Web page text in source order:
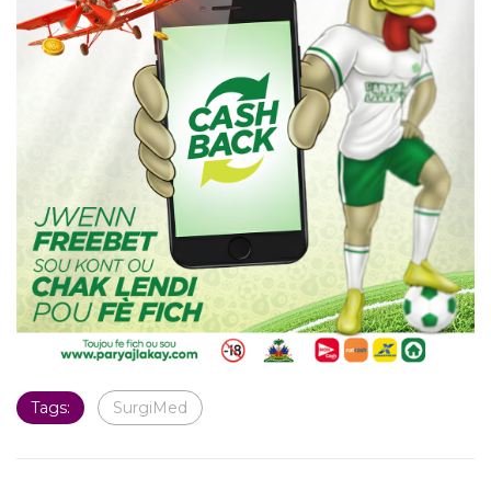
Tags: SurgiMed